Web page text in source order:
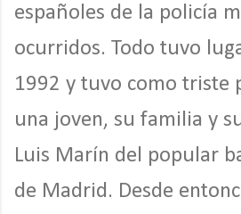
españoles de la policía
ocurridos. Todo tuvo
1992 y tuvo como triste
una joven, su familia y
Luis Marín del popular
de Madrid. Desde